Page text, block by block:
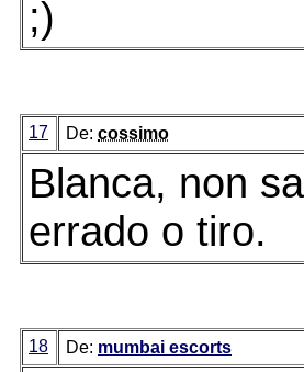
;)
17 De: cossimo
Blanca, non
errado o tiro.
18 De: mumbai escorts